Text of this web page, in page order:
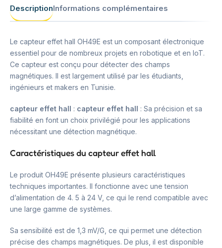
DescriptionInformations complémentaires
Le capteur effet hall OH49E est un composant électronique
essentiel pour de nombreux projets en robotique et en IoT.
Ce capteur est conçu pour détecter des champs
magnétiques. Il est largement utilisé par les étudiants,
ingénieurs et makers en Tunisie.
capteur effet hall : capteur effet hall : Sa précision et sa
fiabilité en font un choix privilégié pour les applications
nécessitant une détection magnétique.
Caractéristiques du capteur effet hall
Le produit OH49E présente plusieurs caractéristiques
techniques importantes. Il fonctionne avec une tension
d’alimentation de 4. 5 à 24 V, ce qui le rend compatible avec
une large gamme de systèmes.
Sa sensibilité est de 1,3 mV/G, ce qui permet une détection
précise des champs magnétiques. De plus, il est disponible